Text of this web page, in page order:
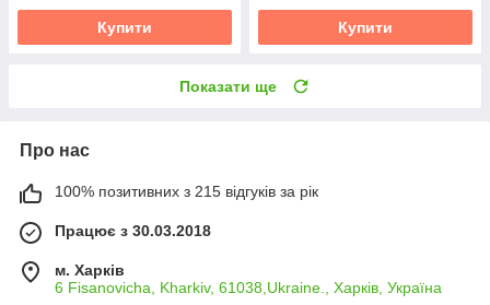
Купити Купити
Показати ще
Про нас
100% позитивних з 215 відгуків за рік
Працює з 30.03.2018
м. Харків
6 Fisanovicha, Kharkiv, 61038,Ukraine., Харків, Україна